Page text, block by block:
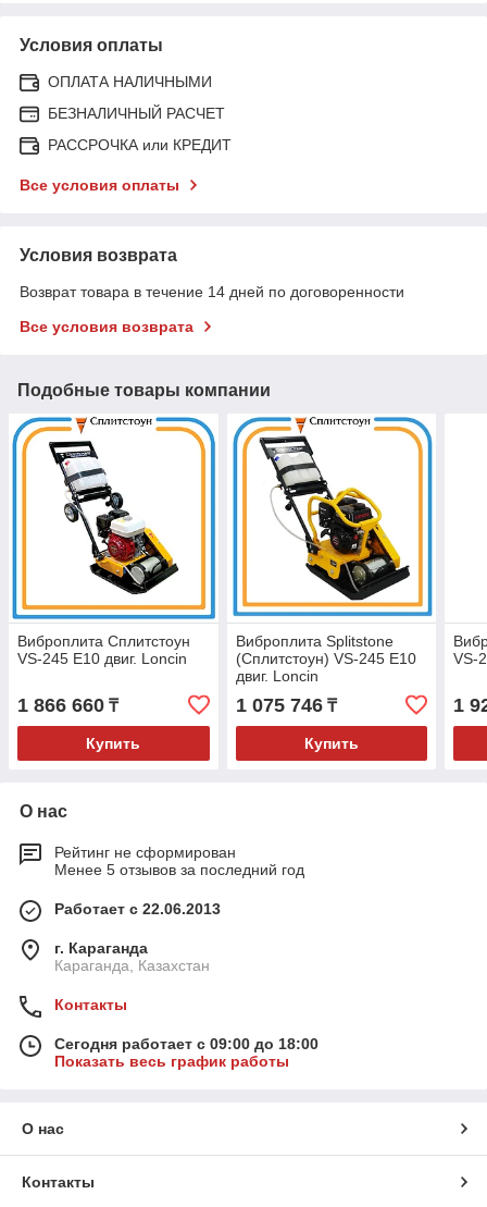
Условия оплаты
ОПЛАТА НАЛИЧНЫМИ
БЕЗНАЛИЧНЫЙ РАСЧЕТ
РАССРОЧКА или КРЕДИТ
Все условия оплаты
Условия возврата
Возврат товара в течение 14 дней по договоренности
Все условия возврата
Подобные товары компании
Виброплита Сплитстоун
VS-245 E10 двиг. Loncin
1 866 660 ₸
Купить
Виброплита Splitstone
(Сплитстоун) VS-245 E10
двиг. Loncin
1 075 746₸
Купить
VS-
1
О нас
Рейтинг не сформирован
Менее 5 отзывов за последний год
Работает с 22.06.2013
г. Караганда
Караганда, Казахстан
Контакты
Сегодня работает с 09:00 до 18:00
Показать весь график работы
О нас
Контакты